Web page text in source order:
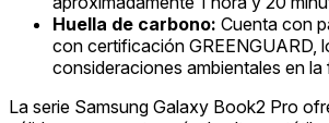
Huella de carbono: Cuenta con
con certificación GREENGUARD,
consideraciones ambientales en
La serie Samsung Galaxy Book2 Pro